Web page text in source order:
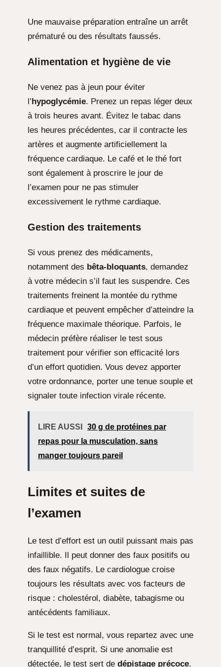
Une mauvaise préparation entraîne un arrêt
prématuré ou des résultats faussés.
Alimentation et hygiène de vie
Ne venez pas à jeun pour éviter
l’hypoglycémie. Prenez un repas léger deux
à trois heures avant. Évitez le tabac dans
les heures précédentes, car il contracte les
artères et augmente artificiellement la
fréquence cardiaque. Le café et le thé fort
sont également à proscrire le jour de
l’examen pour ne pas stimuler
excessivement le rythme cardiaque.
Gestion des traitements
Si vous prenez des médicaments,
notamment des bêta-bloquants, demandez
à votre médecin s’il faut les suspendre. Ces
traitements freinent la montée du rythme
cardiaque et peuvent empêcher d’atteindre la
fréquence maximale théorique. Parfois, le
médecin préfère réaliser le test sous
traitement pour vérifier son efficacité lors
d’un effort quotidien. Vous devez apporter
votre ordonnance, porter une tenue souple et
signaler toute infection virale récente.
LIRE AUSSI
30 g de protéines par
repas pour la musculation, sans
manger toujours pareil
Limites et suites de
l’examen
Le test d’effort est un outil puissant mais pas
infaillible. Il peut donner des faux positifs ou
des faux négatifs. Le cardiologue croise
toujours les résultats avec vos facteurs de
risque : cholestérol, diabète, tabagisme ou
antécédents familiaux.
Si le test est normal, vous repartez avec une
tranquillité d’esprit. Si une anomalie est
détectée, le test sert de dépistage précoce.